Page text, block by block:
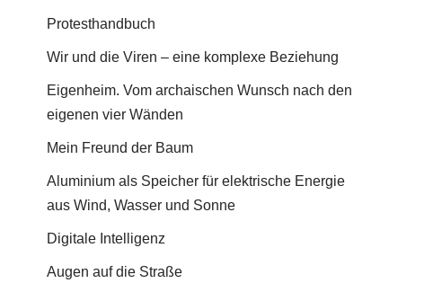
Protesthandbuch
Wir und die Viren – eine komplexe Beziehung
Eigenheim. Vom archaischen Wunsch nach den
eigenen vier Wänden
Mein Freund der Baum
Aluminium als Speicher für elektrische Energie
aus Wind, Wasser und Sonne
Digitale Intelligenz
Augen auf die Straße